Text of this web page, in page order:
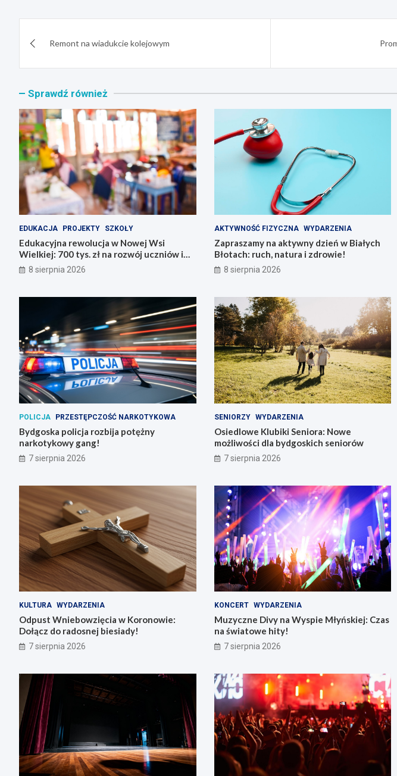
wpisuRemont na wiadukcie kolejowym
Sprawdź również
EDUKACJA PROJEKTY SZKOŁY
Edukacyjna rewolucja w Nowej Wsi
Wielkiej: 700 tys. zł na rozwój uczniów i
nauczycieli!
8 sierpnia 2026
AKTYWNOŚĆ FIZYCZNA WYDARZENIA
Zapraszamy na aktywny dzień w Białych
Błotach: ruch, natura i zdrowie!
8 sierpnia 2026
POLICJA PRZESTĘPCZOŚĆ NARKOTYKOWA
Bydgoska policja rozbija potężny
narkotykowy gang!
7 sierpnia 2026
SENIORZY WYDARZENIA
Osiedlowe Klubiki Seniora: Nowe
możliwości dla bydgoskich seniorów
7 sierpnia 2026
KULTURA WYDARZENIA
Odpust Wniebowzięcia w Koronowie:
Dołącz do radosnej biesiady!
7 sierpnia 2026
KONCERT WYDARZENIA
Muzyczne Divy na Wyspie Młyńskiej: Czas
na światowe hity!
7 sierpnia 2026